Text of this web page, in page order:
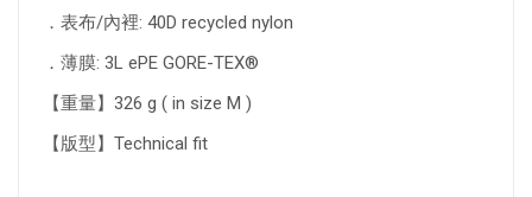
．表布/內裡: 40D recycled nylon
．薄膜: 3L ePE GORE-TEX®
【重量】326 g ( in size M )
【版型】Technical fit